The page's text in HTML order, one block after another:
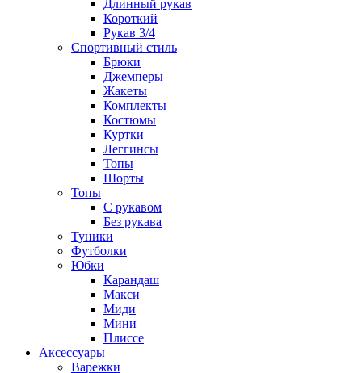
Длинный рукав
Короткий
Рукав 3/4
Спортивный стиль
Брюки
Джемперы
Жакеты
Комплекты
Костюмы
Куртки
Леггинсы
Топы
Шорты
Топы
C рукавом
Без рукава
Туники
Футболки
Юбки
Карандаш
Макси
Миди
Мини
Плиссе
Аксессуары
Варежки